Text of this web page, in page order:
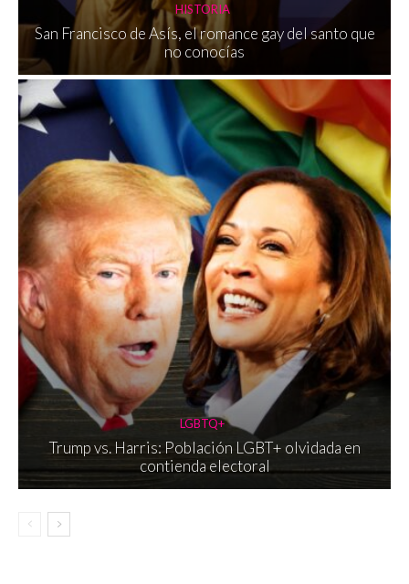
HISTORIA
San Francisco de Asís, el romance gay del santo que
no conocías
LGBTQ+
Trump vs. Harris: Población LGBT+ olvidada en
contienda electoral